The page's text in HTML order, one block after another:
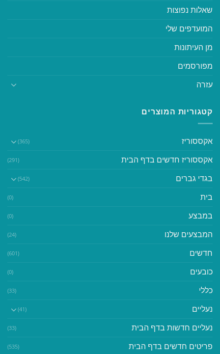
שאלות נפוצות
המועדפים שלי
מן העיתונות
מפורסמים
עזרה
קטגוריות המוצרים
אקססוריז (365)
אקססוריז חדשים בדף הבית (291)
בגדי גברים (542)
בית (0)
במבצע (0)
המבצעים שלנו (24)
חדשים (601)
כובעים (0)
כללי (33)
נעליים (41)
נעליים חדשות בדף הבית (33)
פריטים חדשים בדף הבית (535)